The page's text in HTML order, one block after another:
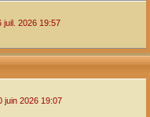
juil. 2026 19:57
juin 2026 19:07